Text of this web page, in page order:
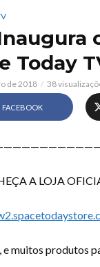
Today
de 2018 38
FACEBOOK
A LOJA
e muitos produtos